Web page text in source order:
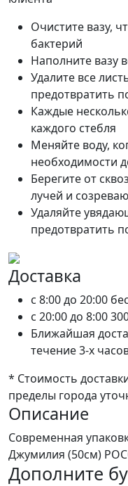
Очистите вазу,
бактерий
Наполните вазу
Удалите все
предотвратить
Каждые
каждого стебля
Меняйте воду,
необходимости
Берегите от
лучей и
Удаляйте
предотвратить
Доставка
c 8:00 до 20:00
c 20:00 до 8:00
Ближайшая
течение 3-х
* Стоимость
пределы города
Описание
Современная
Джумилия (50см)
Дополните